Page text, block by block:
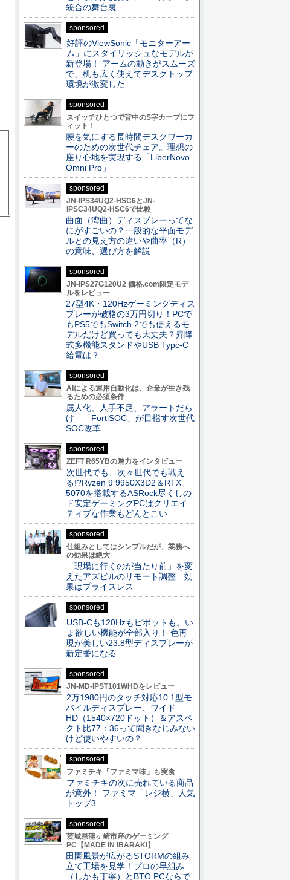
統合の舞台裏
sponsored
好評のViewSonic「モニターアー
ム」にスタイリッシュなモデルが
新登場！ アームの動きがスムーズ
で、机も広く使えてデスクトップ
環境が激変した
sponsored
スイッチひとつで背中のS字カーブにフ
ィット！
腰を気にする長時間デスクワーカ
ーのための次世代チェア。理想の
座り心地を実現する「LiberNovo
Omni Pro」
sponsored
JN-IPS34UQ2-HSC6とJN-
IPSC34UQ2-HSC6で比較
曲面（湾曲）ディスプレーってな
にがすごいの？一般的な平面モデ
ルとの見え方の違いや曲率（R）
の意味、選び方を解説
sponsored
JN-IPS27G120U2 価格.com限定モデ
ルをレビュー
27型4K・120Hzゲーミングディス
プレーが破格の3万円切り！PCで
もPS5でもSwitch 2でも使えるモ
デルだけど買っても大丈夫？昇降
式多機能スタンドやUSB Typc-C
給電は？
sponsored
AIによる運用自動化は、企業が生き残
るための必須条件
属人化、人手不足、アラートだら
け 「FortiSOC」が目指す次世代
SOC改革
sponsored
ZEFT R65YBの魅力をインタビュー
次世代でも、次々世代でも戦え
る!?Ryzen 9 9950X3D2＆RTX
5070を搭載するASRock尽くしの
ド安定ゲーミングPCはクリエイ
ティブな作業もどんとこい
sponsored
仕組みとしてはシンプルだが、業務へ
の効果は絶大
「現場に行くのが当たり前」を変
えたアズビルのリモート調整 効
果はプライスレス
sponsored
USB-Cも120Hzもピボットも。い
ま欲しい機能が全部入り！ 色再
現が美しい23.8型ディスプレーが
新定番になる
sponsored
JN-MD-IPST101WHDをレビュー
2万1980円のタッチ対応10.1型モ
バイルディスプレー、ワイド
HD（1540×720ドット）＆アスペ
クト比77：36って聞きなじみない
けど使いやすいの？
sponsored
ファミチキ「ファミマ味」も実食
ファミチキの次に売れている商品
が意外！ ファミマ「レジ横」人気
トップ3
sponsored
茨城県龍ヶ崎市産のゲーミング
PC【MADE IN IBARAKI】
田園風景が広がるSTORMの組み
立て工場を見学！プロの早組み
（しかも丁寧）とBTO PCならで